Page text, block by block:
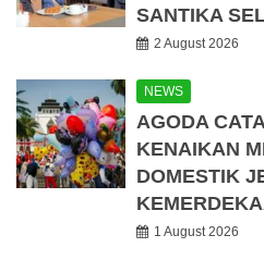
SANTIKA
2 August 2026
NEWS
AGODA
KENAIKAN
DOMESTIK
1 August 2026